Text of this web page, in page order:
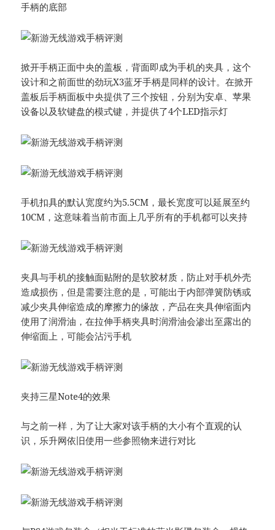
手柄的底部
掀开手柄正面中央的盖板，背面即成为手机的夹具，这个
设计和之前面世的劲玩X3蓝牙手柄是同样的设计。在掀开
盖板后手柄面板中央提供了三个按钮，分别为安卓、苹果
设备以及软键盘的模式键，并提供了4个LED指示灯
手机扣具的默认宽度约为5.5CM，最长宽度可以延展至约
10CM，这意味着当前市面上几乎所有的手机都可以夹持
夹具与手机的接触面贴附的是软胶材质，防止对手机外壳
造成损伤，但是需要注意的是，可能出于内部弹簧防锈或
减少夹具伸缩造成的摩擦力的缘故，产品在夹具伸缩面内
使用了润滑油，在拉伸手柄夹具时润滑油会渗出至露出的
伸缩面上，可能会沾污手机
夹持三星Note4的效果
与之前一样，为了让大家对该手柄的大小有个直观的认
识，乐升网依旧使用一些参照物来进行对比